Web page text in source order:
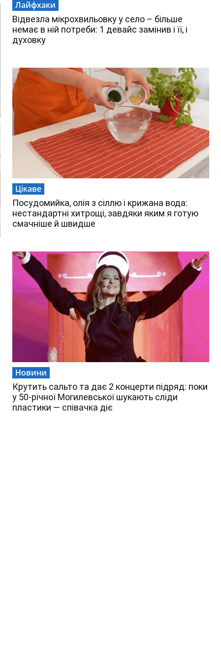
Лайфхаки
Відвезла мікрохвильовку у село – більше
немає в ній потреби: 1 девайс замінив і її, і
духовку
Цікаве
Посудомийка, олія з сіллю і крижана вода:
нестандартні хитрощі, завдяки яким я готую
смачніше й швидше
Новини
Крутить сальто та дає 2 концерти підряд: поки
у 50-річної Могилевської шукають сліди
пластики — співачка діє